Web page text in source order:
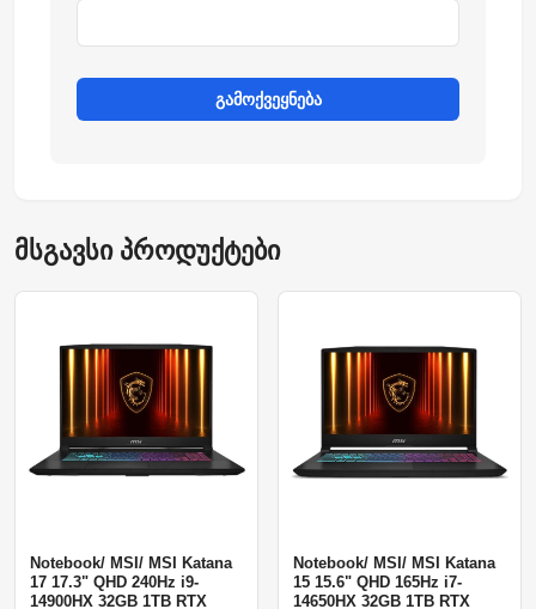
გამოქვეყნება
მსგავსი პროდუქტები
Notebook/ MSI/ MSI Katana
17 17.3" QHD 240Hz i9-
14900HX 32GB 1TB RTX
Notebook/ MSI/ MSI Katana
15 15.6" QHD 165Hz i7-
14650HX 32GB 1TB RTX